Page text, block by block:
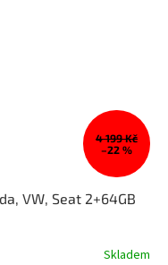
4 199 Kč
–22 %
VW, Seat 2+64GB
Skladem